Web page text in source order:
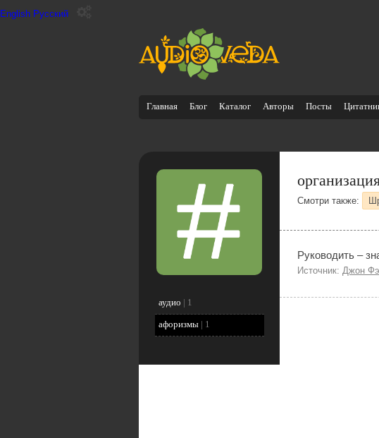
English Русский
Главная Блог Каталог Авторы Посты
аудио | 1
афоризмы| 1
Смотри также:
Руководить –
Источник: Джон